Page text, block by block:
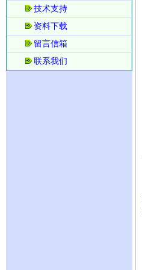
技术支持
资料下载
留言信箱
联系我们